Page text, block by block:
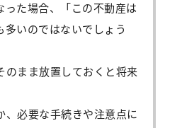
た場合、「この不動産は
いのではないでしょう
のまま放置しておくと将来
必要な手続きや注意点に